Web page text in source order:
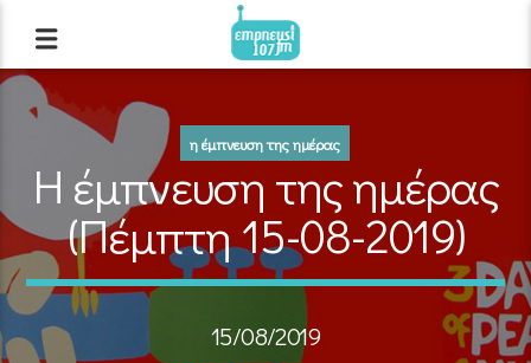
η έμπνευση της ημέρας
Η έμπνευση της ημέρας
(Πέμπτη 15-08-2019)
15/08/2019